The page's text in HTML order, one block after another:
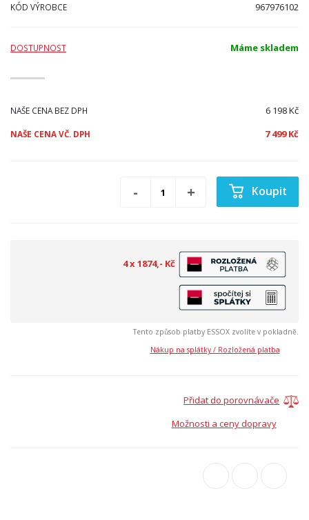
KÓD VÝROBCE 967976102
DOSTUPNOST Máme skladem
NAŠE CENA BEZ DPH 6 198 Kč
NAŠE CENA VČ. DPH 7 499 Kč
Koupit
4 x 1874,- Kč
Tento způsob platby ESSOX zvolíte v pokladně.
Nákup na splátky / Rozložená platba
Přidat do porovnávače
Možnosti a ceny dopravy